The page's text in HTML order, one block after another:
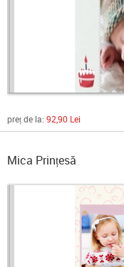
preț de la: 92,90 Lei
Mica Prințesă